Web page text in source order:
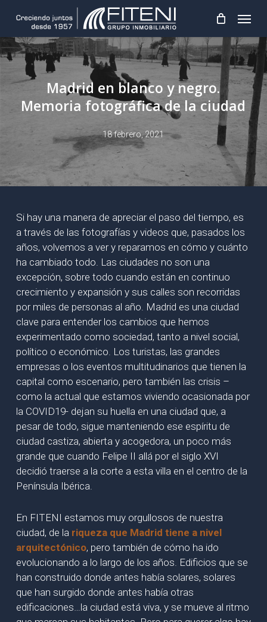
main
content
Madrid en blanco y negro.
Memoria fotográfica de la ciudad
18 febrero, 2021
Si hay una manera de apreciar el paso del tiempo, es
a través de las fotografías y videos que, pasados los
años, volvemos a ver y reparamos en cómo y cuánto
ha cambiado todo. Las ciudades no son una
excepción, sobre todo cuando están en continuo
crecimiento y expansión y sus calles son recorridas
por miles de personas al año. Madrid es una ciudad
clave para entender los cambios que hemos
experimentado como sociedad, tanto a nivel social,
político o económico. Los turistas, las grandes
empresas o los eventos multitudinarios que tienen la
capital como escenario, pero también las crisis –
como la actual que estamos viviendo ocasionada por
la COVID19- dejan su huella en una ciudad que, a
pesar de todo, sigue manteniendo ese espíritu de
ciudad castiza, abierta y acogedora, un poco más
grande que cuando Felipe II allá por el siglo XVI
decidió traerse a la corte a esta villa en el centro de la
Península Ibérica.
En FITENI estamos muy orgullosos de nuestra
ciudad, de la riqueza que Madrid tiene a nivel
arquitectónico, pero también de cómo ha ido
evolucionando a lo largo de los años. Edificios que se
han construido donde antes había solares, solares
que han surgido donde antes había otras
edificaciones…la ciudad está viva, y se mueve al ritmo